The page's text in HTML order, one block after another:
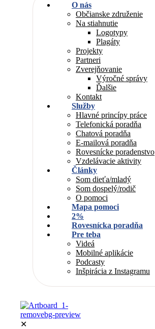
O nás
Občianske združenie
Na stiahnutie
Logotypy
Plagáty
Projekty
Partneri
Zverejňovanie
Výročné správy
Ďalšie
Kontakt
Služby
Hlavné princípy práce
Telefonická poradňa
Chatová poradňa
E-mailová poradňa
Rovesnícke poradenstvo
Vzdelávacie aktivity
Články
Som dieťa/mladý
Som dospelý/rodič
O pomoci
Mapa pomoci
2%
Rovesnícka poradňa
Pre teba
Videá
Mobilné aplikácie
Podcasty
Inšpirácia z Instagramu
✕